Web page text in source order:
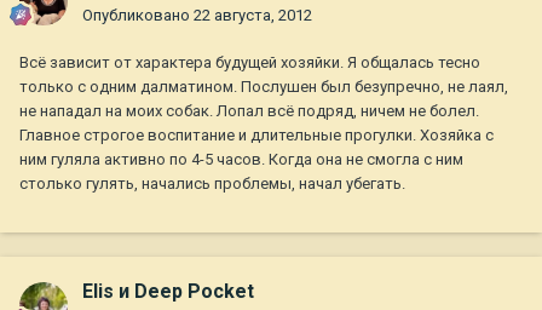
Опубликовано 22 августа, 2012
Всё зависит от характера будущей хозяйки. Я общалась тесно
только с одним далматином. Послушен был безупречно, не лаял,
не нападал на моих собак. Лопал всё подряд, ничем не болел.
Главное строгое воспитание и длительные прогулки. Хозяйка с
ним гуляла активно по 4-5 часов. Когда она не смогла с ним
столько гулять, начались проблемы, начал убегать.
Elis и Deep Pocket